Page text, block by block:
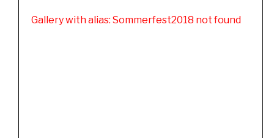
Gallery with alias: Sommerfest2018 not found